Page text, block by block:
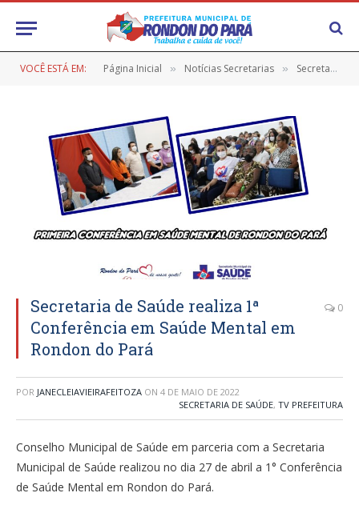
VOCÊ ESTÁ EM: Página Inicial » Notícias Secretarias » Secretaria de Saúde
Secretaria de Saúde realiza 1ª
Conferência em Saúde Mental em
Rondon do Pará
0
POR JANECLEIAVIEIRAFEITOZA ON 4 DE MAIO DE 2022
SECRETARIA DE SAÚDE, TV PREFEITURA
Conselho Municipal de Saúde em parceria com a Secretaria
Municipal de Saúde realizou no dia 27 de abril a 1° Conferência
de Saúde Mental em Rondon do Pará.